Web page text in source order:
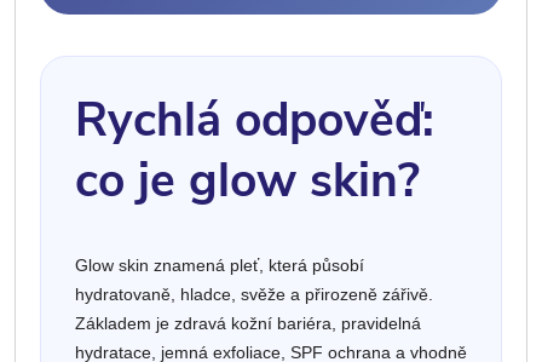
Rychlá odpověď:
co je glow skin?
Glow skin znamená pleť, která působí
hydratovaně, hladce, svěže a přirozeně zářivě.
Základem je zdravá kožní bariéra, pravidelná
hydratace, jemná exfoliace, SPF ochrana a vhodně